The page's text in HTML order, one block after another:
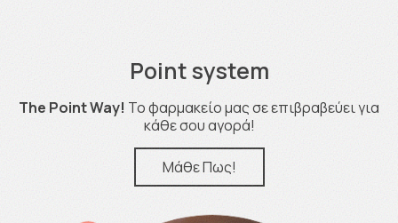
Point system
The Point Way! Το φαρμακείο μας σε επιβραβεύει για
κάθε σου αγορά!
Μάθε Πως!